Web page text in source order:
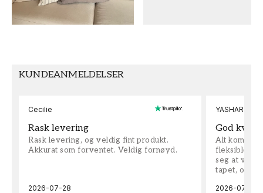
TAPETTYPE
KUNDEANMELDELSER
Cecilie
Rask levering
Rask levering, og veldig fint produkt.
Akkurat som forventet. Veldig fornøyd.
2026-07-28
YASHAR
God
Alt kom
fleksible på
seg at vi
tapet, og
2026-07-04